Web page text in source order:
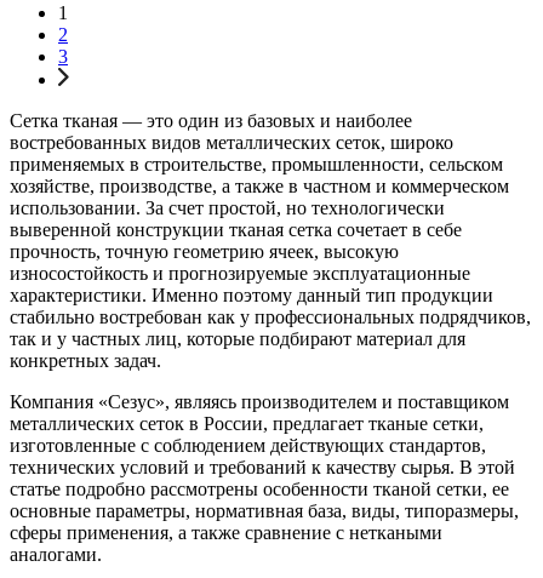
1
2
3
Сетка тканая — это один из базовых и наиболее
востребованных видов металлических сеток, широко
применяемых в строительстве, промышленности, сельском
хозяйстве, производстве, а также в частном и коммерческом
использовании. За счет простой, но технологически
выверенной конструкции тканая сетка сочетает в себе
прочность, точную геометрию ячеек, высокую
износостойкость и прогнозируемые эксплуатационные
характеристики. Именно поэтому данный тип продукции
стабильно востребован как у профессиональных подрядчиков,
так и у частных лиц, которые подбирают материал для
конкретных задач.
Компания «Сезус», являясь производителем и поставщиком
металлических сеток в России, предлагает тканые сетки,
изготовленные с соблюдением действующих стандартов,
технических условий и требований к качеству сырья. В этой
статье подробно рассмотрены особенности тканой сетки, ее
основные параметры, нормативная база, виды, типоразмеры,
сферы применения, а также сравнение с неткаными
аналогами.